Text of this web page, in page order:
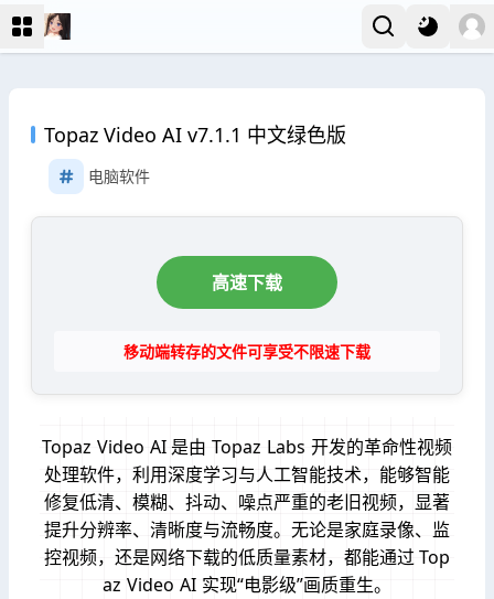
Topaz Video AI v7.1.1 中文绿色版
电脑软件
高速下载
移动端转存的文件可享受不限速下载
Topaz Video AI 是由 Topaz Labs 开发的革命性视频
处理软件，利用深度学习与人工智能技术，能够智能
修复低清、模糊、抖动、噪点严重的老旧视频，显著
提升分辨率、清晰度与流畅度。无论是家庭录像、监
控视频，还是网络下载的低质量素材，都能通过 Top
az Video AI 实现“电影级”画质重生。